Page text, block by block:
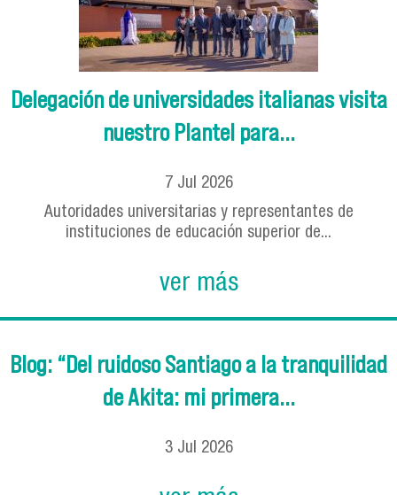
Delegación de universidades italianas visita
nuestro Plantel para...
7 Jul 2026
Autoridades universitarias y representantes de
instituciones de educación superior de...
ver más
Blog: “Del ruidoso Santiago a la tranquilidad
de Akita: mi primera...
3 Jul 2026